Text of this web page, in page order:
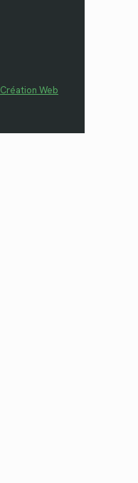
Création Web